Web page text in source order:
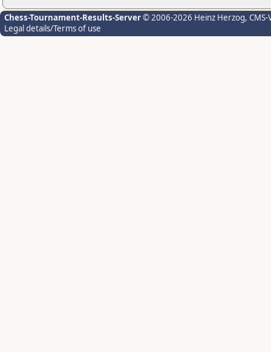
Chess-Tournament-Results-Server© 2006-2026 Heinz Herzog,
Legal details/Terms of use